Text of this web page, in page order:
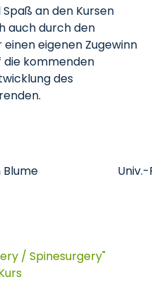
an den Kursen
auch durch den
eigenen Zugewinn
die kommenden
des
Blume
/ Spinesurgery"